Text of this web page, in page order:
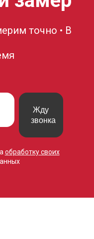
точно • В
Жду
звонка
обработку своих